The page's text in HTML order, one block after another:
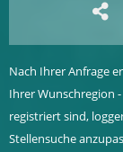
Nach Ihrer Anfrage
Ihrer Wunschregion
registriert sind,
Stellensuche